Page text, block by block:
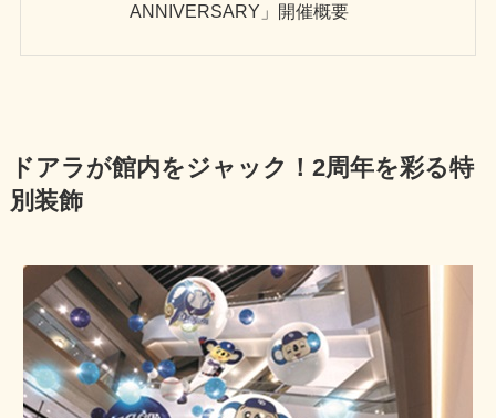
ANNIVERSARY」開催概要
ドアラが館内をジャック！2周年を彩る特
別装飾